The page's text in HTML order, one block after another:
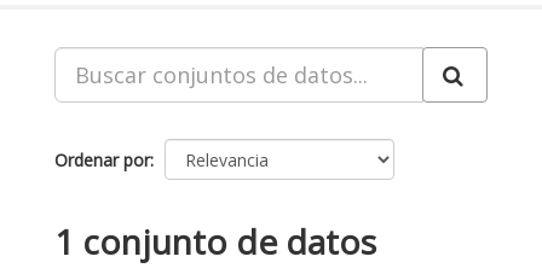
Ordenar por
1 conjunto de datos